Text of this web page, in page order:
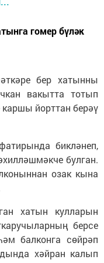
гомер бүләк
бер хатынны
вакытта тотып
каршы йорттан берәү
бикләнеп,
булган.
озак кына
хатын кулларын
берсе
балконга сөйрәп
хәйран калып